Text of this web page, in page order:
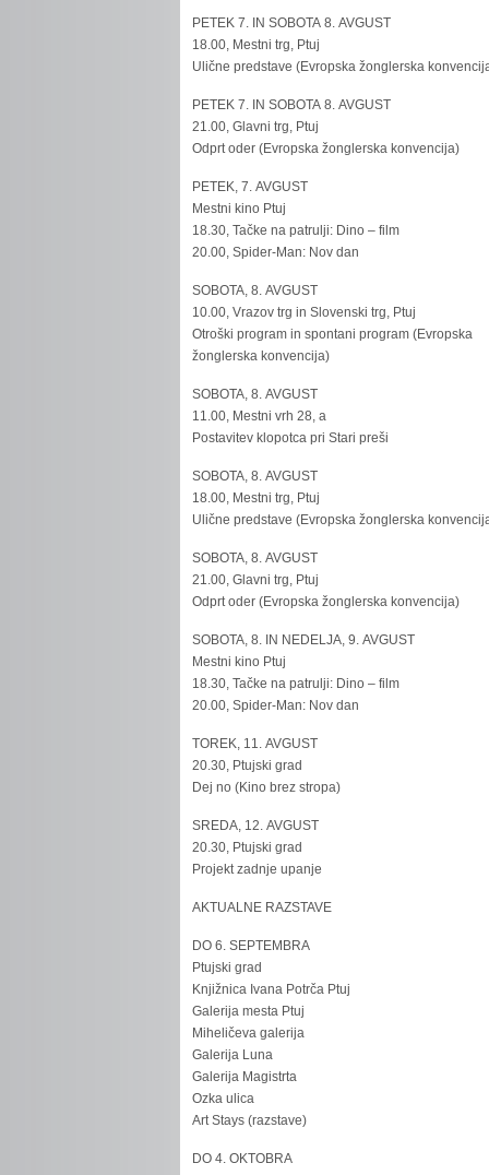
PETEK 7. IN SOBOTA 8. AVGUST
18.00, Mestni trg, Ptuj
Ulične predstave (Evropska žonglerska
PETEK 7. IN SOBOTA 8. AVGUST
21.00, Glavni trg, Ptuj
Odprt oder (Evropska žonglerska konvencija)
PETEK, 7. AVGUST
Mestni kino Ptuj
18.30, Tačke na patrulji: Dino – film
20.00, Spider-Man: Nov dan
SOBOTA, 8. AVGUST
10.00, Vrazov trg in Slovenski trg, Ptuj
Otroški program in spontani program (Evropska
žonglerska konvencija)
SOBOTA, 8. AVGUST
11.00, Mestni vrh 28, a
Postavitev klopotca pri Stari preši
SOBOTA, 8. AVGUST
18.00, Mestni trg, Ptuj
Ulične predstave (Evropska žonglerska
SOBOTA, 8. AVGUST
21.00, Glavni trg, Ptuj
Odprt oder (Evropska žonglerska konvencija)
SOBOTA, 8. IN NEDELJA, 9. AVGUST
Mestni kino Ptuj
18.30, Tačke na patrulji: Dino – film
20.00, Spider-Man: Nov dan
TOREK, 11. AVGUST
20.30, Ptujski grad
Dej no (Kino brez stropa)
SREDA, 12. AVGUST
20.30, Ptujski grad
Projekt zadnje upanje
AKTUALNE RAZSTAVE
DO 6. SEPTEMBRA
Ptujski grad
Knjižnica Ivana Potrča Ptuj
Galerija mesta Ptuj
Miheličeva galerija
Galerija Luna
Galerija Magistrta
Ozka ulica
Art Stays (razstave)
DO 4. OKTOBRA